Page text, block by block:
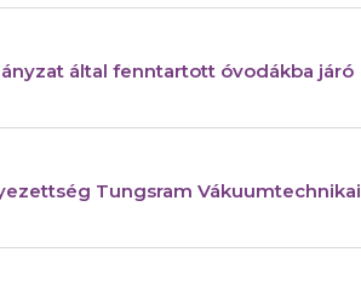
által fenntartott óvodákba járó
Tungsram Vákuumtechnikai